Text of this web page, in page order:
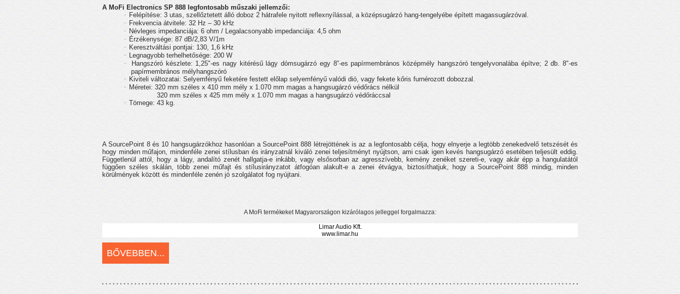
A MoFi Electronics SP 888 legfontosabb műszaki jellemzői:
· Felépítése: 3 utas, szellőztetett álló doboz 2 hátrafele nyitott reflexnyílással, a középsugárzó hang-tengelyébe épített magassugárzóval.
· Frekvencia átvitele: 32 Hz – 30 kHz
· Névleges impedanciája: 6 ohm / Legalacsonyabb impedanciája: 4,5 ohm
· Érzékenysége: 87 dB/2,83 V/1m
· Keresztváltási pontjai: 130, 1,6 kHz
· Legnagyobb terhelhetősége: 200 W
·
Hangszóró készlete: 1,25"-es nagy kitérésű lágy dómsugárzó egy 8”-es papírmembrános középmély hangszóró tengelyvonalába építve; 2 db. 8"-es
papírmembrános mélyhangszóró
· Kiviteli változatai: Selyemfényű feketére festett előlap selyemfényű valódi dió, vagy fekete kőris furnérozott dobozzal.
· Méretei: 320 mm széles x 410 mm mély x 1.070 mm magas a hangsugárzó védőrács nélkül
320 mm széles x 425 mm mély x 1.070 mm magas a hangsugárzó védőráccsal
· Tömege: 43 kg.
A SourcePoint 8 és 10 hangsugárzókhoz hasonlóan a SourcePoint 888 létrejöttének is az a legfontosabb célja, hogy elnyerje a legtöbb zenekedvelő tetszését és
hogy minden műfajon, mindenféle zenei stílusban és irányzatnál kiváló zenei teljesítményt nyújtson, ami csak igen kevés hangsugárzó esetében teljesült eddig.
Függetlenül attól, hogy a lágy, andalító zenét hallgatja-e inkább, vagy elsősorban az agresszívebb, kemény zenéket szereti-e, vagy akár épp a hangulatától
függően széles skálán, több zenei műfajt és stílusirányzatot átfogóan alakult-e a zenei étvágya, biztosíthatjuk, hogy a SourcePoint 888 mindig, minden
körülmények között és mindenféle zenén jó szolgálatot fog nyújtani.
A MoFi termékeket Magyarországon kizárólagos jelleggel forgalmazza:
Limar Audio Kft.
www.limar.hu
BŐVEBBEN...